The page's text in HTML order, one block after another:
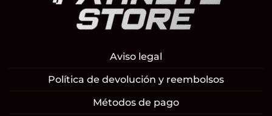
Aviso legal
Política de devolución y reembolsos
Métodos de pago